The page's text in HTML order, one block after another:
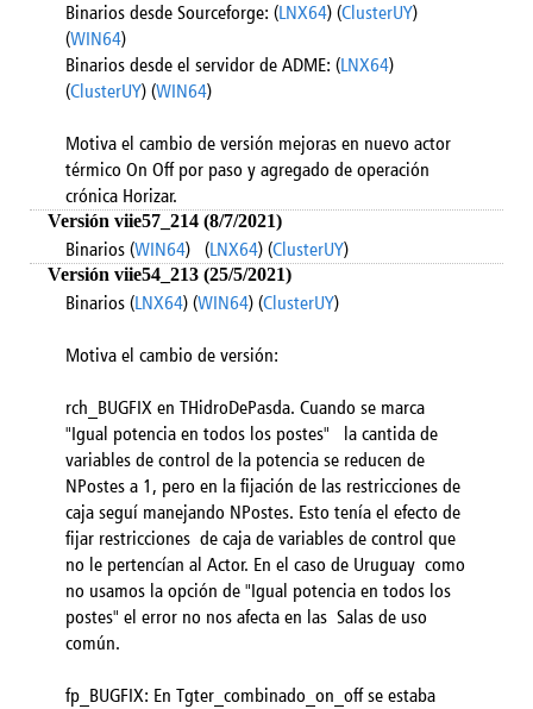
Binarios desde Sourceforge: (LNX64) (ClusterUY)
(WIN64)
Binarios desde el servidor de ADME: (LNX64)
(ClusterUY) (WIN64)
Motiva el cambio de versión mejoras en nuevo actor
térmico On Off por paso y agregado de operación
crónica Horizar.
Versión viie57_214 (8/7/2021)
Binarios (WIN64) (LNX64) (ClusterUY)
Versión viie54_213 (25/5/2021)
Binarios (LNX64) (WIN64) (ClusterUY)
Motiva el cambio de versión:
rch_BUGFIX en THidroDePasda. Cuando se marca
"Igual potencia en todos los postes" la cantida de
variables de control de la potencia se reducen de
NPostes a 1, pero en la fijación de las restricciones de
caja seguí manejando NPostes. Esto tenía el efecto de
fijar restricciones de caja de variables de control que
no le pertencían al Actor. En el caso de Uruguay como
no usamos la opción de "Igual potencia en todos los
postes" el error no nos afecta en las Salas de uso
común.
fp_BUGFIX: En Tgter_combinado_on_off se estaba